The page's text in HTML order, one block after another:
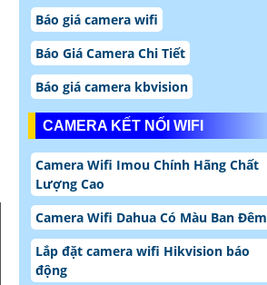
Báo giá camera wifi
Báo Giá Camera Chi Tiết
Báo giá camera kbvision
CAMERA KẾT NỐI WIFI
Camera Wifi Imou Chính Hãng Chất
Lượng Cao
Camera Wifi Dahua Có Màu Ban Đêm
Lắp đặt camera wifi Hikvision báo
động